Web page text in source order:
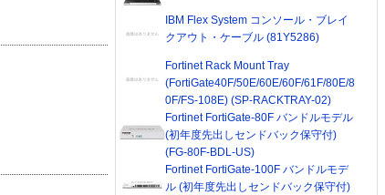
IBM Flex System コンソール・ブレイ
クアウト・ケーブル (81Y5286)
Fortinet Rack Mount Tray
(FortiGate40F/50E/60E/60F/61F/80E/8
0F/FS-108E) (SP-RACKTRAY-02)
Fortinet FortiGate-80F バンドルモデル
(初年度先出しセンドバック保守付)
(FG-80F-BDL-US)
Fortinet FortiGate-100F バンドルモデ
ル (初年度先出しセンドバック保守付)